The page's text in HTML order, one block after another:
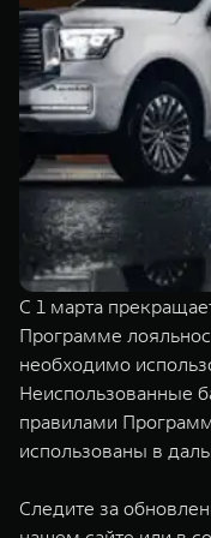
TANK 500
Веди за собой
от 6 499 000 ₽
TANK Финансы
Корпоративным
TANK ФИНАНСЫ
TANK Кредит
TANK Лизинг
TANK Страхование
Сервис
Специальные
Моторные масла
ЦИФРОВЫЕ СЕРВИСЫ
Цифровые сервисы
Подписки
С 1 марта
Программе
необходимо
Неиспользованные
правилами
использованы в
Следите за